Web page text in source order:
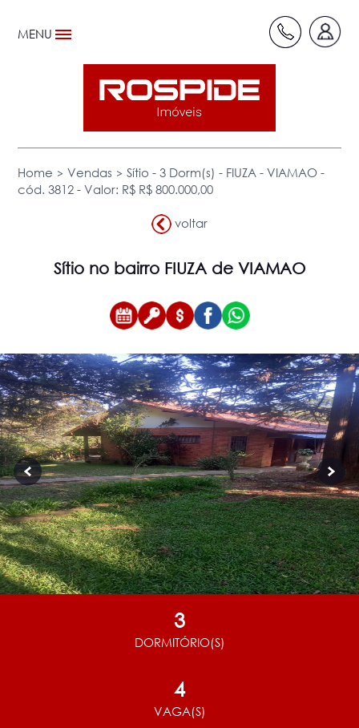
MENU
Home > Vendas > Sítio - 3 Dorm(s) - FIUZA - VIAMAO -
cód. 3812 - Valor: R$ R$ 800.000,00
voltar
Sítiono bairro FIUZA de VIAMAO
3
DORMITÓRIO(S)
4
VAGA(S)